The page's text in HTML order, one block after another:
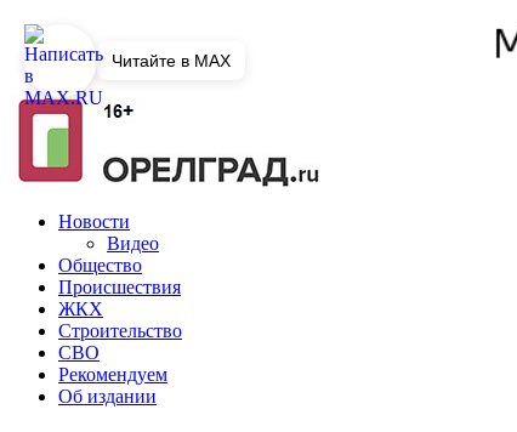
Новости
Видео
Общество
Происшествия
ЖКХ
Строительство
СВО
Рекомендуем
Об издании
Читайте в MAX